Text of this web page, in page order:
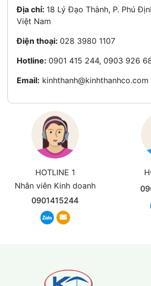
Địa chỉ: 18 Lý Đạo Thành, P. Phú
Việt Nam
Điện thoại: 028 3980 1107
Hotline: 0901 415 244, 0903 926
Email: kinhthanh@kinhthanhco.com
HOTLINE 1
Nhân viên Kinh doanh
0901415244